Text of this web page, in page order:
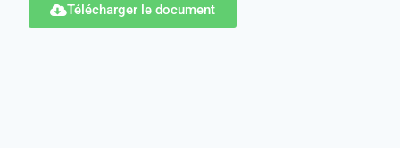
Télécharger le document